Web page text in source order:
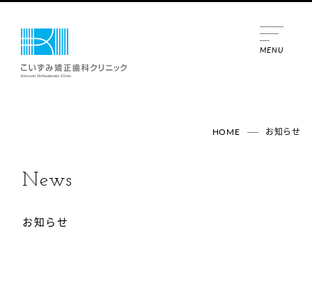
MENU
HOME お知らせ
News
お知らせ